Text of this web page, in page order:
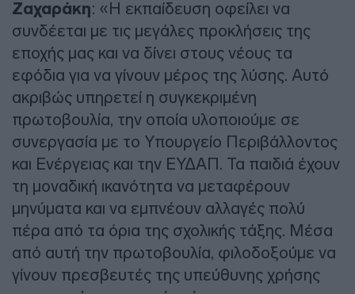
Ζαχαράκη: «Η εκπαίδευση οφείλει να
συνδέεται με τις μεγάλες προκλήσεις της
εποχής μας και να δίνει στους νέους τα
εφόδια για να γίνουν μέρος της λύσης. Αυτό
ακριβώς υπηρετεί η συγκεκριμένη
πρωτοβουλία, την οποία υλοποιούμε σε
συνεργασία με το Υπουργείο Περιβάλλοντος
και Ενέργειας και την ΕΥΔΑΠ. Τα παιδιά έχουν
τη μοναδική ικανότητα να μεταφέρουν
μηνύματα και να εμπνέουν αλλαγές πολύ
πέρα από τα όρια της σχολικής τάξης. Μέσα
από αυτή την πρωτοβουλία, φιλοδοξούμε να
γίνουν πρεσβευτές της υπεύθυνης χρήσης